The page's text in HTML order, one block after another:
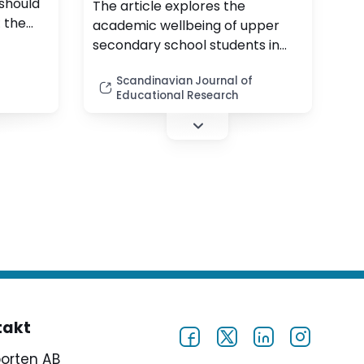
the
academic wellbeing in
relation to school
environment factors
The article explores the
academic wellbeing of upper
secondary school students in
conceptualizations and ways of
measuring academic wellbeing
and finds that the field suffers
Scandinavian Journal of
Educational Research
AB